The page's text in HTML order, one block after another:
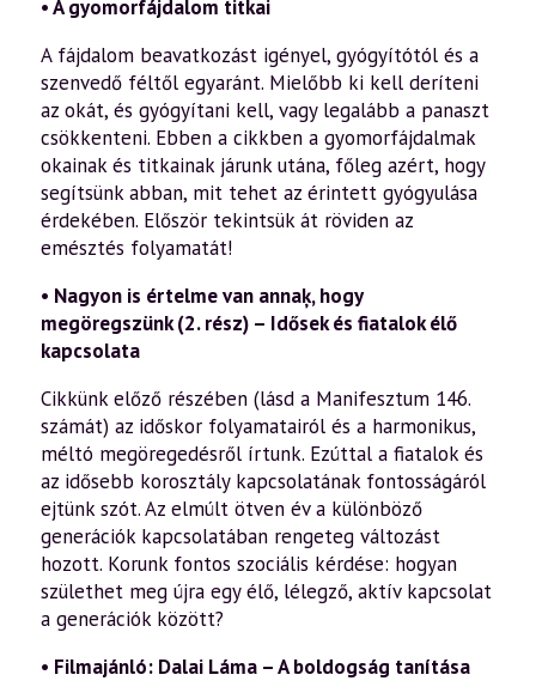
• A gyomorfájdalom titkai
A fájdalom beavatkozást igényel, gyógyítótól és a
szenve­dő féltől egyaránt. Mielőbb ki kell deríteni
az okát, és gyó­gyítani kell, vagy legalább a panaszt
csökkenteni. Ebben a cikkben a gyomorfájdalmak
okainak és titkainak járunk utána, főleg azért, hogy
segítsünk abban, mit tehet az érin­tett gyógyulása
érdekében. Először tekintsük át röviden az
emésztés folyamatát!
• Nagyon is értelme van annaķ, hogy
megöregszünk (2. rész) – Idősek és fiatalok élő
kapcsolata
Cikkünk előző részében (lásd a Manifesztum 146.
számát) az időskor folyamatairól és a harmonikus,
méltó megöre­gedésről írtunk. Ezúttal a fiatalok és
az idősebb korosz­tály kapcsolatának fontosságáról
ejtünk szót. Az elmúlt ötven év a különböző
generációk kapcsolatá­ban rengeteg változást
hozott. Korunk fontos szociális kérdése: hogyan
szület­het meg újra egy élő, lé­legző, aktív kapcsolat
a generációk között?
• Filmajánló: Dalai Láma – A boldogság tanítása